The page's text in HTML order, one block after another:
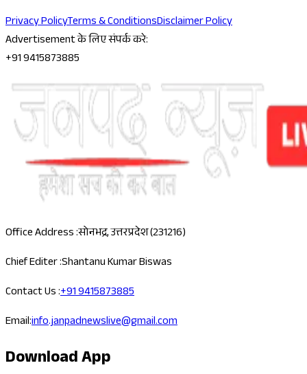
Privacy PolicyTerms & ConditionsDisclaimer Policy
Advertisement के लिए संपर्क करे:
+91 9415873885
Office Address :सोनभद्र, उत्तरप्रदेश (231216)
Chief Editer :Shantanu Kumar Biswas
Contact Us :+91 9415873885
Email:info.janpadnewslive@gmail.com
Download App